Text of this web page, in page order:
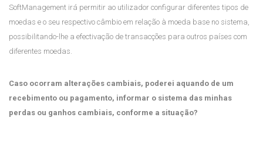
SoftManagement irá permitir ao utilizador configurar diferentes tipos de
moedas e o seu respectivo câmbio em relação à moeda base no sistema,
possibilitando-lhe a efectivação de transacções para outros países com
diferentes moedas.
Caso ocorram alterações cambiais, poderei aquando de um
recebimento ou pagamento, informar o sistema das minhas
perdas ou ganhos cambiais, conforme a situação?